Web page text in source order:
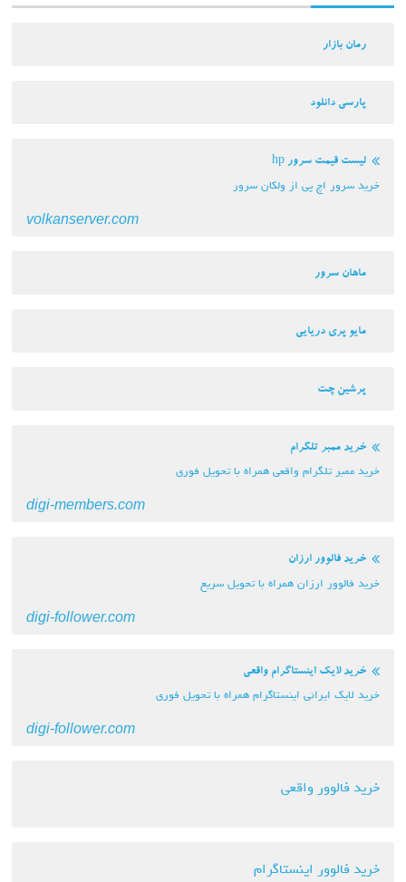
رمان بازار
پارسی دانلود
لیست قیمت سرور hp
خرید سرور اچ پی از ولکان سرور
volkanserver.com
ماهان سرور
مایو پری دریایی
پرشین چت
خرید ممبر تلگرام
خرید ممبر تلگرام واقعی همراه با تحویل فوری
digi-members.com
خرید فالوور ارزان
خرید فالوور ارزان همراه با تحویل سریع
digi-follower.com
خرید لایک اینستاگرام واقعی
خرید لایک ایرانی اینستاگرام همراه با تحویل فوری
digi-follower.com
خرید فالوور واقعی
خرید فالوور اینستاگرام